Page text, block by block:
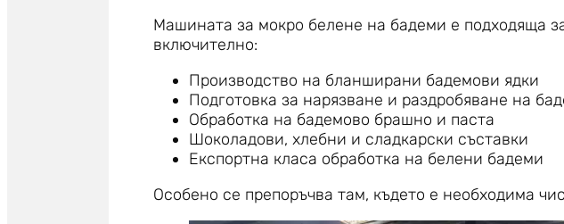
Машината за мокро белене на бадеми е подходяща
включително:
Производство на бланширани бадемови ядки
Подготовка за нарязване и раздробяване на
Обработка на бадемово брашно и паста
Шоколадови, хлебни и сладкарски съставки
Експортна класа обработка на белени бадеми
Особено се препоръчва там, където е необходима